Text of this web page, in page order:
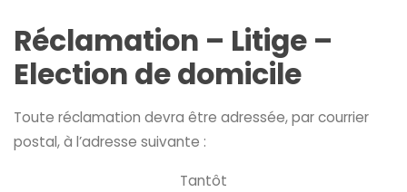
Réclamation – Litige –
Election de domicile
Toute réclamation devra être adressée, par courrier
postal, à l’adresse suivante :
Tantôt